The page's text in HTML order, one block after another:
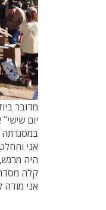
מדובר
יום
במסגרתה
אני
היה
קלה
אני